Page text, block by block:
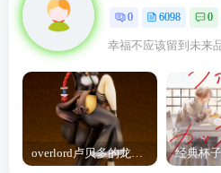
0 6098 0
overlord卢贝多的龙王谁厉害 「Overlord」露普斯蕾琪娜·贝塔手办开订